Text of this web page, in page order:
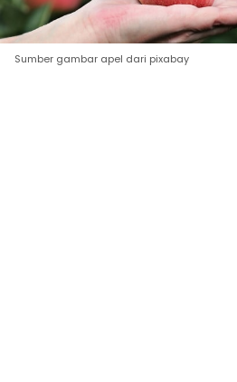
Sumber gambar apel dari pixabay